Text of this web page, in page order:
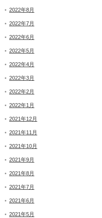
2022年8月
2022年7月
2022年6月
2022年5月
2022年4月
2022年3月
2022年2月
2022年1月
2021年12月
2021年11月
2021年10月
2021年9月
2021年8月
2021年7月
2021年6月
2021年5月